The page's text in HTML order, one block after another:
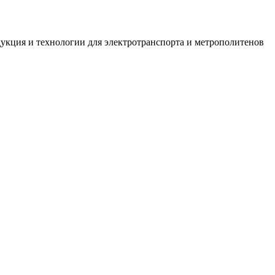
и технологии для электротранспорта и метрополитенов